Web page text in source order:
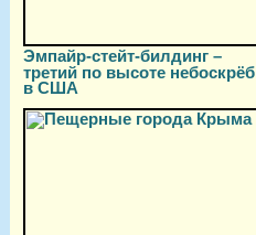
Эмпайр-стейт-билдинг –
третий по высоте небоскрёб
в США